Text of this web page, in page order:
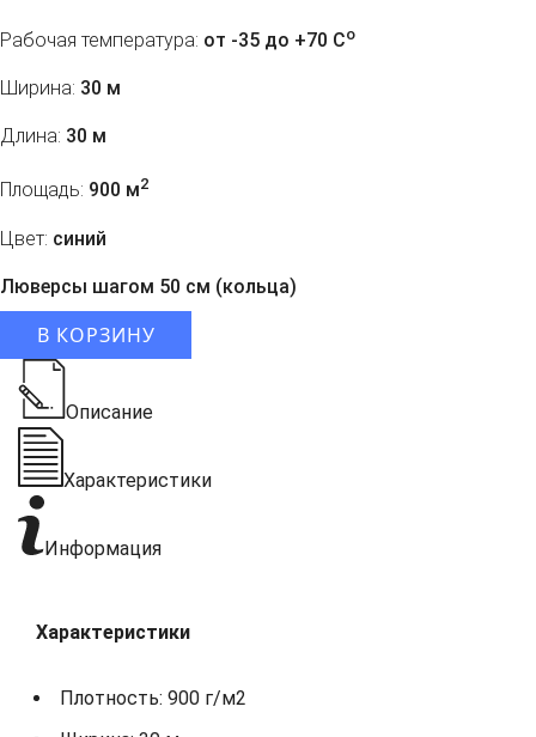
Рабочая температура: от -35 до +70 Co
Ширина: 30 м
Длина: 30 м
Площадь: 900 м2
Цвет: синий
Люверсы шагом 50 см (кольца)
В КОРЗИНУ
Описание
Характеристики
Информация
Характеристики
Плотность: 900 г/м2